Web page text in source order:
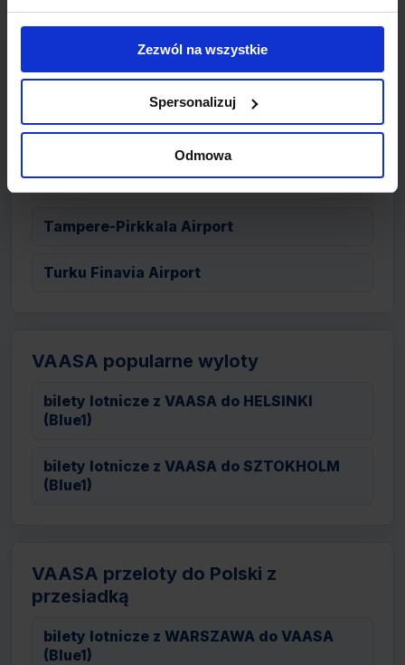
Zezwól na wszystkie
Spersonalizuj
Odmowa
FINLANDIA - lotniska
Kajaani Airport
Kuopio Airport
Tampere-Pirkkala Airport
Turku Finavia Airport
VAASA popularne wyloty
bilety lotnicze z VAASA do HELSINKI
(Blue1)
bilety lotnicze z VAASA do SZTOKHOLM
(Blue1)
VAASA przeloty do Polski z
przesiadką
bilety lotnicze z WARSZAWA do VAASA
(Blue1)